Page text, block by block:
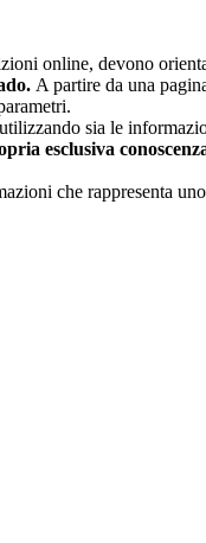
online, devono
A partire da una
sia le
esclusiva
che rappresenta